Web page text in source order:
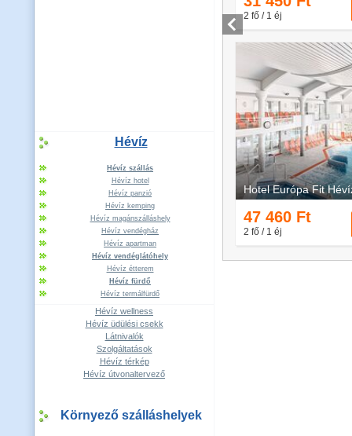
Hévíz
Hévíz szállás
Hévíz hotel
Hévíz panzió
Hévíz kemping
Hévíz magánszálláshely
Hévíz vendégház
Hévíz apartman
Hévíz vendéglátóhely
Hévíz étterem
Hévíz fürdő
Hévíz termálfürdő
Hévíz wellness
Hévíz üdülési csekk
Látnivalók
Szolgáltatások
Hévíz térkép
Hévíz útvonaltervező
Környező szálláshelyek